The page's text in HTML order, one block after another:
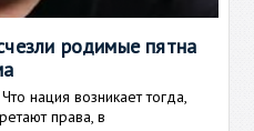
родимые пятна
нация возникает тогда,
права, в